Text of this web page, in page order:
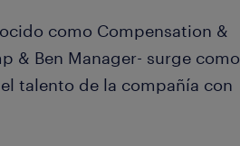
como Compensation &
& Ben Manager- surge como
talento de la compañía con